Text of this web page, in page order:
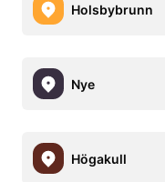
Holsbybrunn
Nye
Högakull